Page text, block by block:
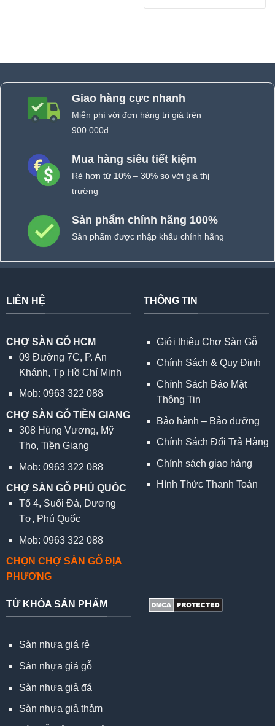
Giao hàng cực nhanh
Miễn phí với đơn hàng trị giá trên
900.000đ
Mua hàng siêu tiết kiệm
Rẻ hơn từ 10% – 30% so với giá thị
trường
Sản phẩm chính hãng 100%
Sản phẩm được nhập khẩu chính hãng
LIÊN HỆ
CHỢ SÀN GỖ HCM
09 Đường 7C, P. An
Khánh, Tp Hồ Chí Minh
Mob: 0963 322 088
CHỢ SÀN GỖ TIỀN GIANG
308 Hùng Vương, Mỹ
Tho, Tiền Giang
Mob: 0963 322 088
CHỢ SÀN GỖ PHÚ QUỐC
Tổ 4, Suối Đá, Dương
Tơ, Phú Quốc
Mob: 0963 322 088
CHỌN CHỢ SÀN GỖ ĐỊA
PHƯƠNG
THÔNG TIN
Giới thiệu Chợ Sàn Gỗ
Chính Sách & Quy Định
Chính Sách Bảo Mật
Thông Tin
Bảo hành – Bảo dưỡng
Chính Sách Đổi Trả Hàng
Chính sách giao hàng
Hình Thức Thanh Toán
TỪ KHÓA SẢN PHẨM
Sàn nhựa giá rẻ
Sàn nhựa giả gỗ
Sàn nhựa giả đá
Sàn nhựa giả thảm